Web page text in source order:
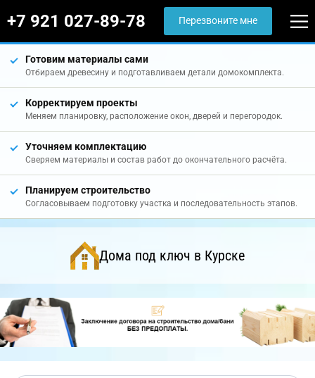
+7 921 027-89-78 Перезвоните мне
Готовим материалы сами
Отбираем древесину и подготавливаем детали домокомплекта.
Корректируем проекты
Меняем планировку, расположение окон, дверей и перегородок.
Уточняем комплектацию
Сверяем материалы и состав работ до окончательного расчёта.
Планируем строительство
Согласовываем подготовку участка и последовательность этапов.
Дома под ключ в Курске